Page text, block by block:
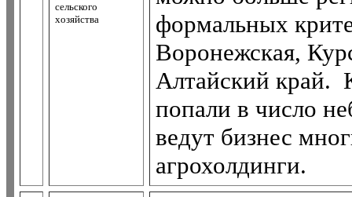
сельского
хозяйства
формальных
Воронежская,
Алтайский край.
попали в число
ведут бизнес
агрохолдинги.